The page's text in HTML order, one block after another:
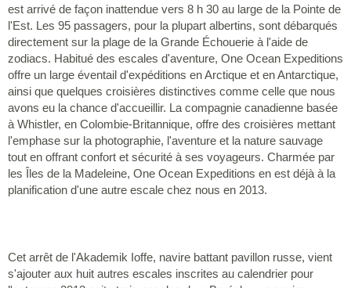
est arrivé de façon inattendue vers 8 h 30 au large de la Pointe de
l'Est. Les 95 passagers, pour la plupart albertins, sont débarqués
directement sur la plage de la Grande Échouerie à l'aide de
zodiacs. Habitué des escales d'aventure, One Ocean Expeditions
offre un large éventail d'expéditions en Arctique et en Antarctique,
ainsi que quelques croisières distinctives comme celle que nous
avons eu la chance d'accueillir. La compagnie canadienne basée
à Whistler, en Colombie-Britannique, offre des croisières mettant
l'emphase sur la photographie, l'aventure et la nature sauvage
tout en offrant confort et sécurité à ses voyageurs. Charmée par
les Îles de la Madeleine, One Ocean Expeditions en est déjà à la
planification d'une autre escale chez nous en 2013.
Cet arrêt de l'Akademik Ioffe, navire battant pavillon russe, vient
s'ajouter aux huit autres escales inscrites au calendrier pour